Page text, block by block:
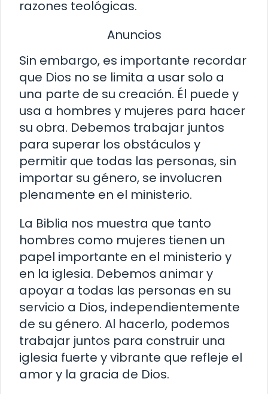
razones teológicas.
Anuncios
Sin embargo, es importante recordar
que Dios no se limita a usar solo a
una parte de su creación. Él puede y
usa a hombres y mujeres para hacer
su obra. Debemos trabajar juntos
para superar los obstáculos y
permitir que todas las personas, sin
importar su género, se involucren
plenamente en el ministerio.
La Biblia nos muestra que tanto
hombres como mujeres tienen un
papel importante en el ministerio y
en la iglesia. Debemos animar y
apoyar a todas las personas en su
servicio a Dios, independientemente
de su género. Al hacerlo, podemos
trabajar juntos para construir una
iglesia fuerte y vibrante que refleje el
amor y la gracia de Dios.